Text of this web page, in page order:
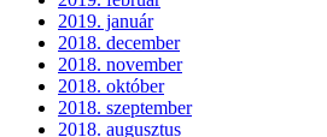
2019. január
2018. december
2018. november
2018. október
2018. szeptember
2018. augusztus